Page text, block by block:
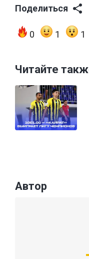
Поделиться
0 1 1
Читайте
Автор